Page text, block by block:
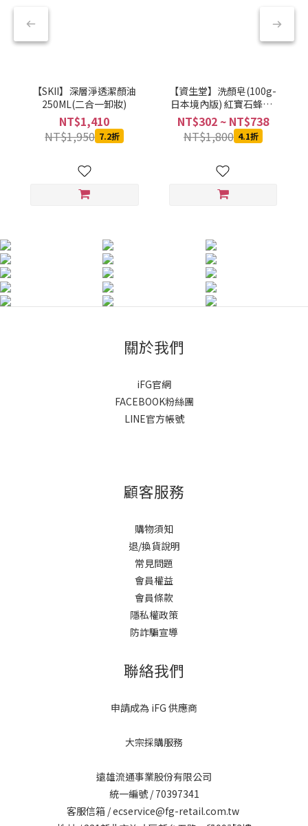
【SKII】深層淨透潔顏油
250ML(二合一卸妝)
NT$1,410
NT$1,950 7.2折
【資生堂】洗顏皂(100g-
日本境內版) 紅寶石蜂蜜/
紫羅蘭寶石/翠綠蜂蜜
NT$302 ~ NT$738
NT$1,800 4.1折
關於我們
iFG官網
FACEBOOK粉絲團
LINE官方帳號
顧客服務
購物須知
退/換貨說明
常見問題
會員權益
會員條款
隱私權政策
防詐騙宣導
聯絡我們
申請成為 iFG 供應商
大宗採購服務
遠雄流通事業股份有限公司
統一編號 / 70397341
客服信箱 / ecservice@fg-retail.com.tw